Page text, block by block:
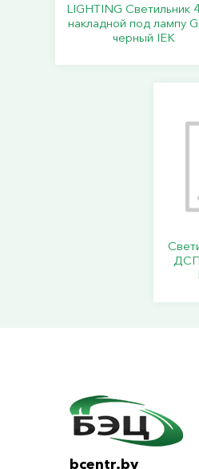
LIGHTING Светильник
накладной под лампу
черный IEK
ДСП
bcentr.by